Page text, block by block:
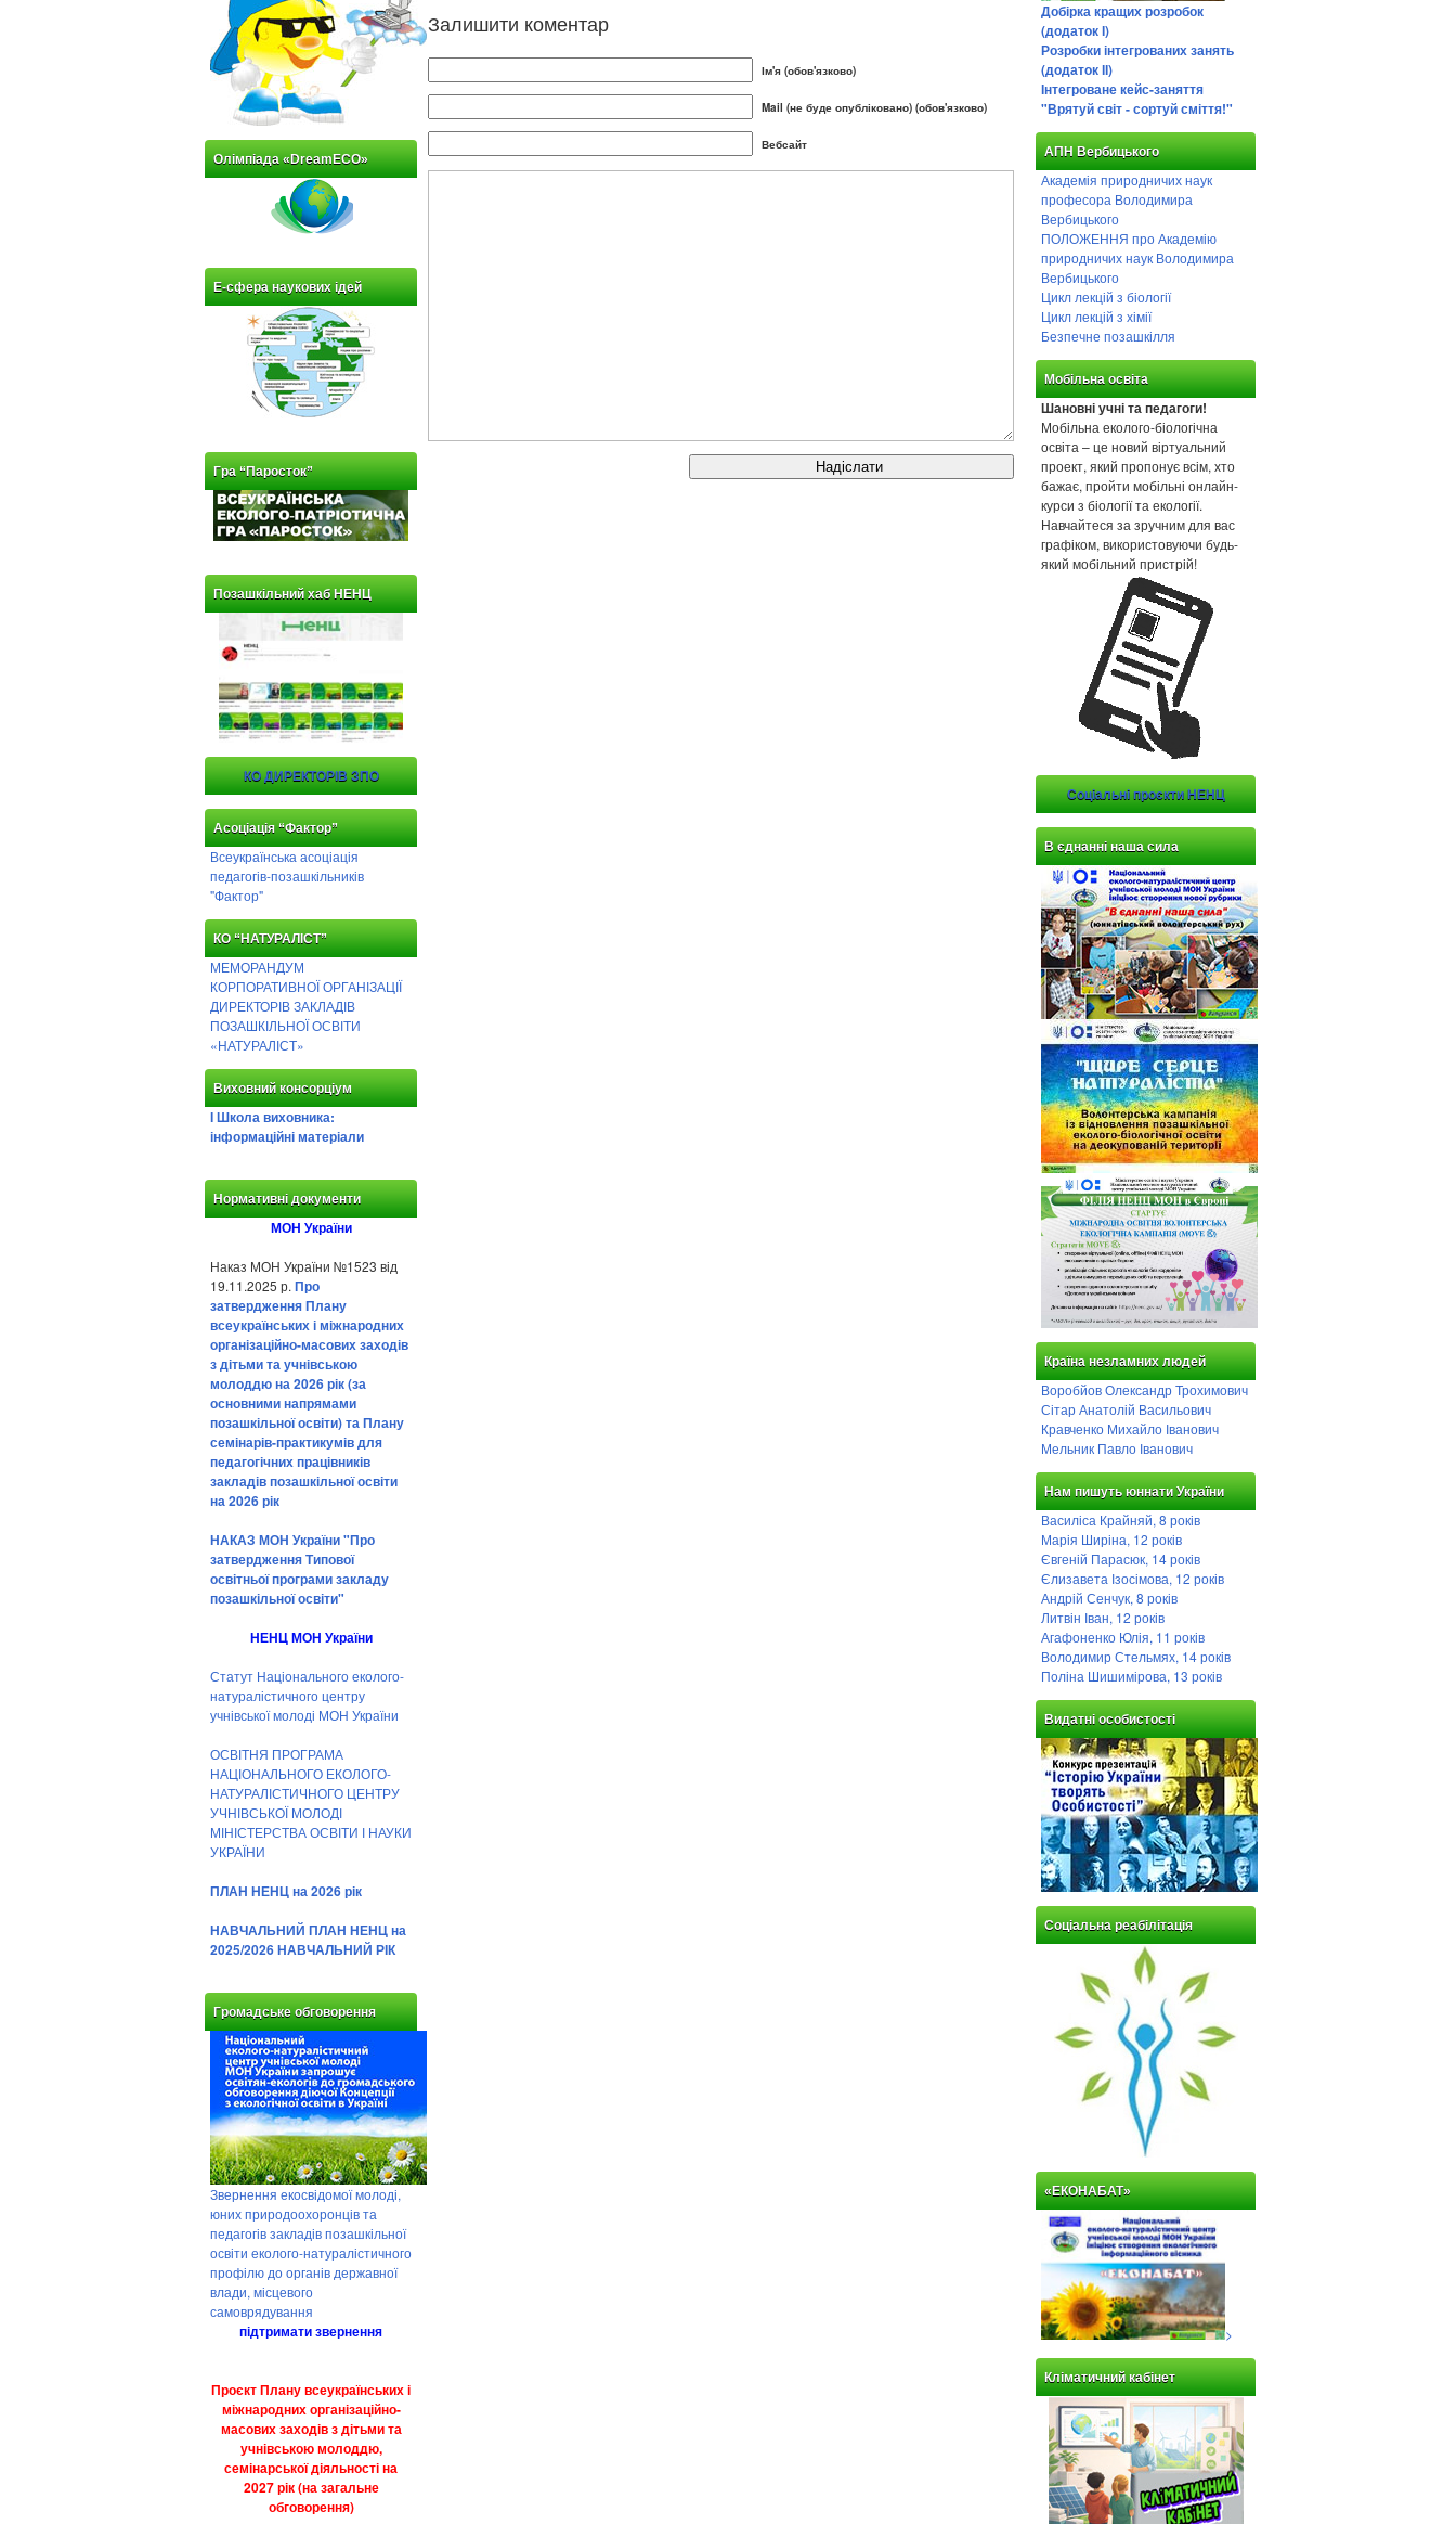
Олімпіада «DreamECO»
Е-сфера наукових ідей
Гра “Паросток”
Позашкільний хаб НЕНЦ
КО ДИРЕКТОРІВ ЗПО
Асоціація “Фактор”
Всеукраїнська асоціація
педагогів-позашкільників
"Фактор"
КО “НАТУРАЛІСТ”
МЕМОРАНДУМ
КОРПОРАТИВНОЇ ОРГАНІЗАЦІЇ
ДИРЕКТОРІВ ЗАКЛАДІВ
ПОЗАШКІЛЬНОЇ ОСВІТИ
«НАТУРАЛІСТ»
Виховний консорціум
І Школа виховника:
інформаційні матеріали
Нормативні документи
МОН України
Наказ МОН України №1523 від
19.11.2025 р. Про
затвердження Плану
всеукраїнських і міжнародних
організаційно-масових заходів
з дітьми та учнівською
молоддю на 2026 рік (за
основними напрямами
позашкільної освіти) та Плану
семінарів-практикумів для
педагогічних працівників
закладів позашкільної освіти
на 2026 рік
НАКАЗ МОН України "Про
затвердження Типової
освітньої програми закладу
позашкільної освіти"
НЕНЦ МОН України
Статут Національного еколого-
натуралістичного центру
учнівської молоді МОН України
ОСВІТНЯ ПРОГРАМА
НАЦІОНАЛЬНОГО ЕКОЛОГО-
НАТУРАЛІСТИЧНОГО ЦЕНТРУ
УЧНІВСЬКОЇ МОЛОДІ
МІНІСТЕРСТВА ОСВІТИ І НАУКИ
УКРАЇНИ
ПЛАН НЕНЦ на 2026 рік
НАВЧАЛЬНИЙ ПЛАН НЕНЦ на
2025/2026 НАВЧАЛЬНИЙ РІК
Громадське обговорення
Звернення екосвідомої молоді,
юних природоохоронців та
педагогів закладів позашкільної
освіти еколого-натуралістичного
профілю до органів державної
влади, місцевого
самоврядування
підтримати звернення
Проєкт Плану всеукраїнських і
міжнародних організаційно-
масових заходів з дітьми та
учнівською молоддю,
семінарської діяльності на
2027 рік (на загальне
обговорення)
Залишити коментар
Ім'я (обов'язково)
Mail (не буде опубліковано) (обов'язково)
Вебсайт
Добірка кращих розробок
(додаток І)
Розробки інтегрованих занять
(додаток ІІ)
Інтегроване кейс-заняття
"Врятуй світ - сортуй сміття!"
АПН Вербицького
Академія природничих наук
професора Володимира
Вербицького
ПОЛОЖЕННЯ про Академію
природничих наук Володимира
Вербицького
Цикл лекцій з біології
Цикл лекцій з хімії
Безпечне позашкілля
Мобільна освіта
Шановні учні та педагоги!
Мобільна еколого-біологічна
освіта – це новий віртуальний
проект, який пропонує всім, хто
бажає, пройти мобільні онлайн-
курси з біології та екології.
Навчайтеся за зручним для вас
графіком, використовуючи будь-
який мобільний пристрій!
Соціальні проєкти НЕНЦ
В єднанні наша сила
Країна незламних людей
Воробйов Олександр Трохимович
Сітар Анатолій Васильович
Кравченко Михайло Іванович
Мельник Павло Іванович
Нам пишуть юннати України
Василіса Крайняй, 8 років
Марія Ширіна, 12 років
Євгеній Парасюк, 14 років
Єлизавета Ізосімова, 12 років
Андрій Сенчук, 8 років
Литвін Іван, 12 років
Агафоненко Юлія, 11 років
Володимир Стельмях, 14 років
Поліна Шишимірова, 13 років
Видатні особистості
Соціальна реабілітація
«ЕКОНАБАТ»
>
Кліматичний кабінет